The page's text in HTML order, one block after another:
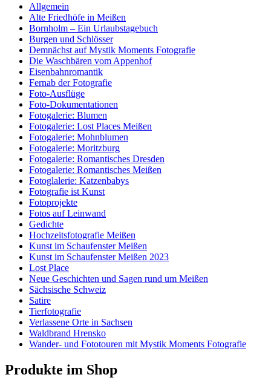
Allgemein
Alte Friedhöfe in Meißen
Bornholm – Ein Urlaubstagebuch
Burgen und Schlösser
Demnächst auf Mystik Moments Fotografie
Die Waschbären vom Appenhof
Eisenbahnromantik
Fernab der Fotografie
Foto-Ausflüge
Foto-Dokumentationen
Fotogalerie: Blumen
Fotogalerie: Lost Places Meißen
Fotogalerie: Mohnblumen
Fotogalerie: Moritzburg
Fotogalerie: Romantisches Dresden
Fotogalerie: Romantisches Meißen
Fotoglalerie: Katzenbabys
Fotografie ist Kunst
Fotoprojekte
Fotos auf Leinwand
Gedichte
Hochzeitsfotografie Meißen
Kunst im Schaufenster Meißen
Kunst im Schaufenster Meißen 2023
Lost Place
Neue Geschichten und Sagen rund um Meißen
Sächsische Schweiz
Satire
Tierfotografie
Verlassene Orte in Sachsen
Waldbrand Hrensko
Wander- und Fototouren mit Mystik Moments Fotografie
Produkte im Shop